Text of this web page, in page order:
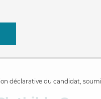
déclarative du candidat,